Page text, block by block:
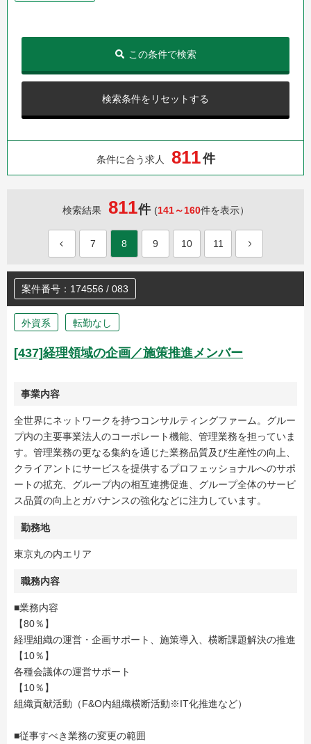
検索条件をリセットする
この条件で検索
条件に合う求人 811件
検索結果 811件 (141～160件を表示）
7 8 9 10 11
案件番号：174556 / 083
外資系 転勤なし
[437]経理領域の企画／施策推進メンバー
事業内容
全世界にネットワークを持つコンサルティングファーム。グルー
プ内の主要事業法人のコーポレート機能、管理業務を担っていま
す。管理業務の更なる集約を通じた業務品質及び生産性の向上、
クライアントにサービスを提供するプロフェッショナルへのサポ
ートの拡充、グループ内の相互連携促進、グループ全体のサービ
ス品質の向上とガバナンスの強化などに注力しています。
勤務地
東京丸の内エリア
職務内容
■業務内容
【80％】
経理組織の運営・企画サポート、施策導入、横断課題解決の推進
【10％】
各種会議体の運営サポート
【10％】
組織貢献活動（F&O内組織横断活動※IT化推進など）
■従事すべき業務の変更の範囲